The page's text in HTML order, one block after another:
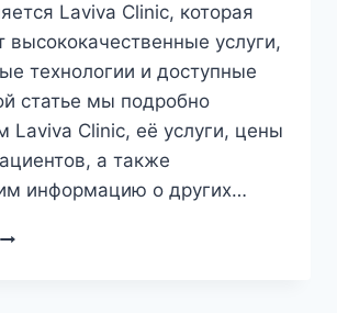
Laviva Clinic, которая
высококачественные услуги,
технологии и доступные
статье мы подробно
Laviva Clinic, её услуги, цены
а также
информацию о других…
ЛУЧШИЕ